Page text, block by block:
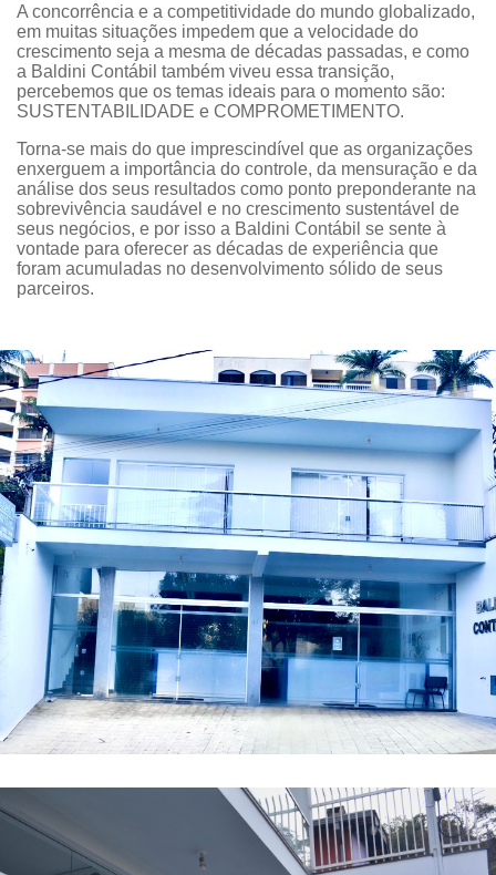
A concorrência e a competitividade do mundo globalizado,
em muitas situações impedem que a velocidade do
crescimento seja a mesma de décadas passadas, e como
a Baldini Contábil também viveu essa transição,
percebemos que os temas ideais para o momento são:
SUSTENTABILIDADE e COMPROMETIMENTO.
Torna-se mais do que imprescindível que as organizações
enxerguem a importância do controle, da mensuração e da
análise dos seus resultados como ponto preponderante na
sobrevivência saudável e no crescimento sustentável de
seus negócios, e por isso a Baldini Contábil se sente à
vontade para oferecer as décadas de experiência que
foram acumuladas no desenvolvimento sólido de seus
parceiros.